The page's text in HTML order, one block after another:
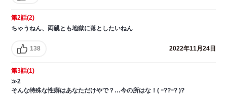
第2話(2)
ちゃうねん、両親とも地獄に落としたいねん
138 2022年11月24日
第3話(1)
≫2
そんな特殊な性癖はあなただけやで？…今の所はな！( ｰ??ｰ? )?